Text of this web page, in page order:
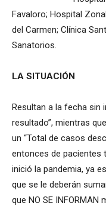
Favaloro; Hospital
del Carmen; Clínica
Sanatorios.
LA SITUACIÓN
Resultan a la fecha sin
resultado”, mientras
un “Total de casos
entonces de pacientes
inició la pandemia, ya
que se le deberán
que NO SE INFORMAN